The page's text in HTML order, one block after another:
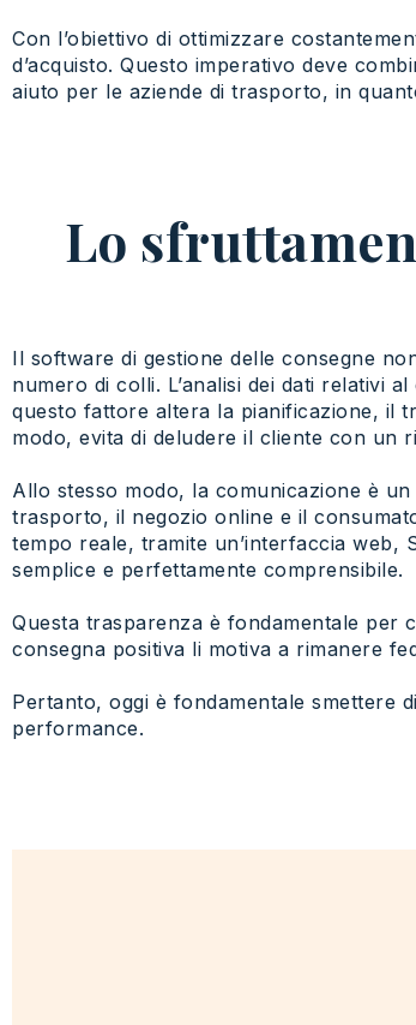
Con l’obiettivo di ottimizzare
d’acquisto. Questo imperativo deve
aiuto per le aziende di trasporto, in
Lo
Il software di gestione delle consegne
numero di colli. L’analisi dei dati relativi
questo fattore altera la pianificazione, il
modo, evita di deludere il cliente con un
Allo stesso modo, la comunicazione è
trasporto, il negozio online e il
tempo reale, tramite un’interfaccia web,
semplice e perfettamente comprensibile.
Questa trasparenza è fondamentale per
consegna positiva li motiva a rimanere
Pertanto, oggi è fondamentale smettere
performance.